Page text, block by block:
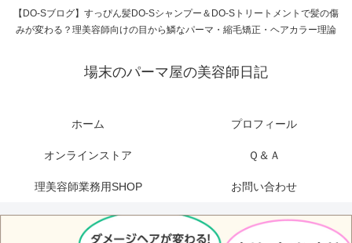
【DO-Sブログ】すっぴん髪DO-Sシャンプー＆DO-Sトリートメントで髪の傷
みが変わる？理美容師向けの目から鱗なパーマ・縮毛矯正・ヘアカラー理論
場末のパーマ屋の美容師日記
ホーム プロフィール
オンラインストア Ｑ＆Ａ
理美容師業務用SHOP お問い合わせ